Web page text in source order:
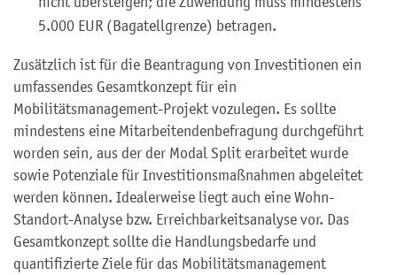
5.000 EUR (Bagatellgrenze) betragen.
Zusätzlich ist für die Beantragung von Investitionen ein
umfassendes Gesamtkonzept für ein
Mobilitätsmanagement-Projekt vozulegen. Es sollte
mindestens eine Mitarbeitendenbefragung durchgeführt
worden sein, aus der der Modal Split erarbeitet wurde
sowie Potenziale für Investitionsmaßnahmen abgeleitet
werden können. Idealerweise liegt auch eine Wohn-
Standort-Analyse bzw. Erreichbarkeitsanalyse vor. Das
Gesamtkonzept sollte die Handlungsbedarfe und
quantifizierte Ziele für das Mobilitätsmanagement